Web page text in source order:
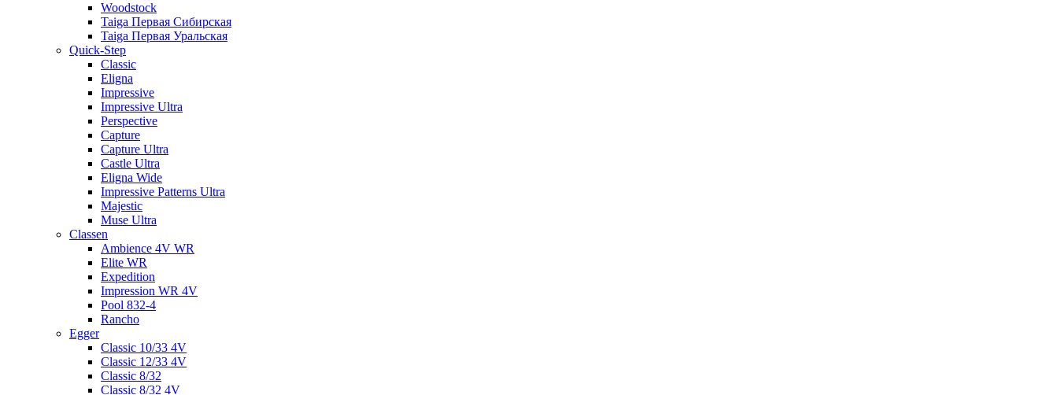
Woodstock
Taiga Первая Сибирская
Taiga Первая Уральская
Quick-Step
Classic
Eligna
Impressive
Impressive Ultra
Perspective
Capture
Capture Ultra
Castle Ultra
Eligna Wide
Impressive Patterns Ultra
Majestic
Muse Ultra
Classen
Ambience 4V WR
Elite WR
Expedition
Impression WR 4V
Pool 832-4
Rancho
Egger
Classic 10/33 4V
Classic 12/33 4V
Classic 8/32
Classic 8/32 4V